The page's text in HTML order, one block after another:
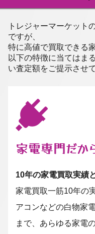
トレジャーマーケット
ですが、
特に高値で買取できる
以下の特徴に当てはま
い査定額をご提示させ
家電専門だか
10年の家電買取実績
家電買取一筋10年の
アコンなどの白物家
まで、あらゆる家電